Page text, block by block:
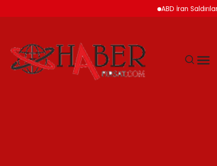
ABD İran Saldırılarını